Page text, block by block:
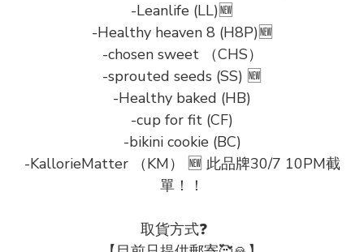
-Leanlife (LL)🆕
-Healthy heaven 8 (H8P)🆕
-chosen sweet （CHS）
-sprouted seeds (SS) 🆕
-Healthy baked (HB)
-cup for fit (CF)
-bikini cookie (BC)
-KallorieMatter （KM） 🆕 此品牌30/7 10PM截
單！！
取貨方式❓